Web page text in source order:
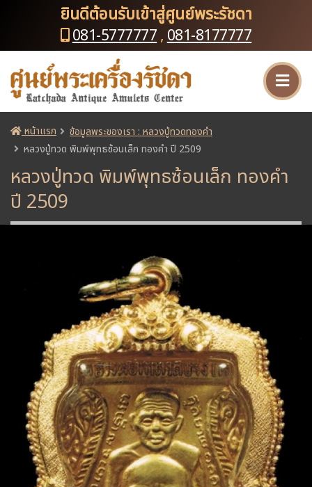
ยินดีต้อนรับเข้าสู่ศูนย์พระรัชดา
081-5777777, 081-8177777
หน้าแรก
ข้อมูลพระของเรา : หลวงปู่ทวดทองคำ
หลวงปู่ทวด พิมพ์พุทธซ้อนเล็ก ทองคำ ปี 2509
หลวงปู่ทวด พิมพ์พุทธซ้อนเล็ก ทองคำ
ปี 2509